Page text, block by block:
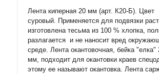
Лента киперная 20 мм (арт. К20-Б). Цвет
суровый. Применяется для подвязки
изготовлена тесьма из 100 % хлопка,
разлагается и не наносит вред
среде. Лента окантовочная, бейка "елка"
мм, подходит для окантовки краев
этому ее называют окантовка. Лента